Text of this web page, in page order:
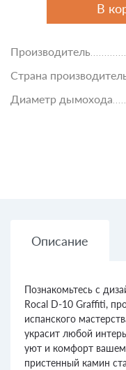
В
Производитель
Страна
Диаметр дымохода
Описание
Познакомьтесь с
Rocal D-10 Graffiti,
испанского
украсит любой
уют и комфорт
пристенный камин